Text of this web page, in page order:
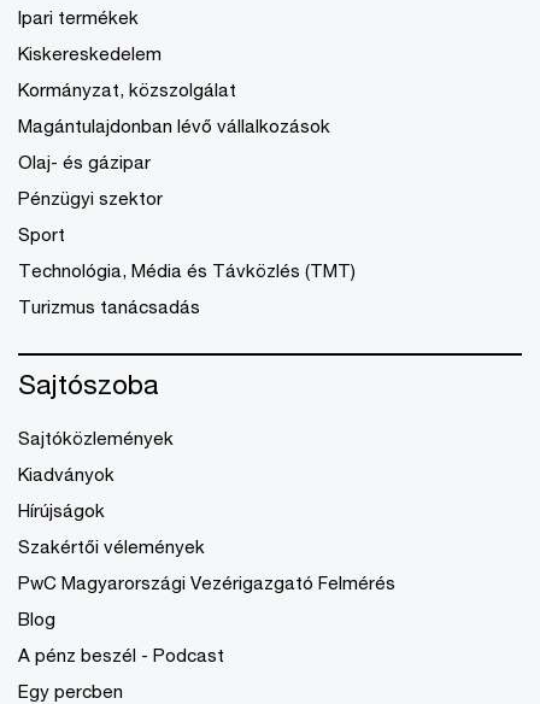
Ipari termékek
Kiskereskedelem
Kormányzat, közszolgálat
Magántulajdonban lévő vállalkozások
Olaj- és gázipar
Pénzügyi szektor
Sport
Technológia, Média és Távközlés (TMT)
Turizmus tanácsadás
Sajtószoba
Sajtóközlemények
Kiadványok
Hírújságok
Szakértői vélemények
PwC Magyarországi Vezérigazgató Felmérés
Blog
A pénz beszél - Podcast
Egy percben